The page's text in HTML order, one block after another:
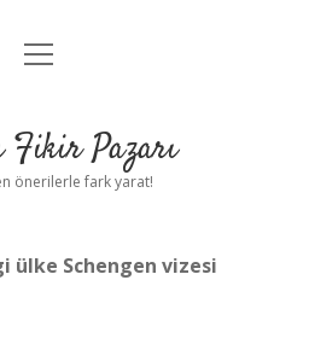
Anasayfa
Uyarı
menüyü
Fikir Pazarı
önerilerle fark yarat!
ülke Schengen vizesi